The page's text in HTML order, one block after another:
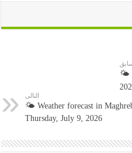
🌤️ أحوال الطقس في المغرب
التالى
🌤️ Weather forecast in
Thursday, July 9, 2026